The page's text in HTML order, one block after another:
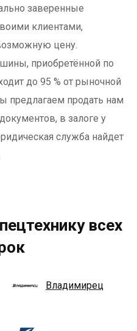
заверенные
клиентами,
цену.
приобретённой по
до 95 % от рыночной
продать нам
в залоге у
служба найдет
всех
Владимирец